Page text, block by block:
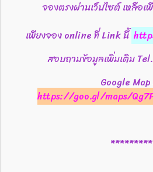
จองตรงผ่านเว็ปไซต์ เหลือ
เพียงจอง online ที่ Link นี้
สอบถามข้อมูลเพิ่มเติม
Google Map
https://goo.gl/maps/
*********